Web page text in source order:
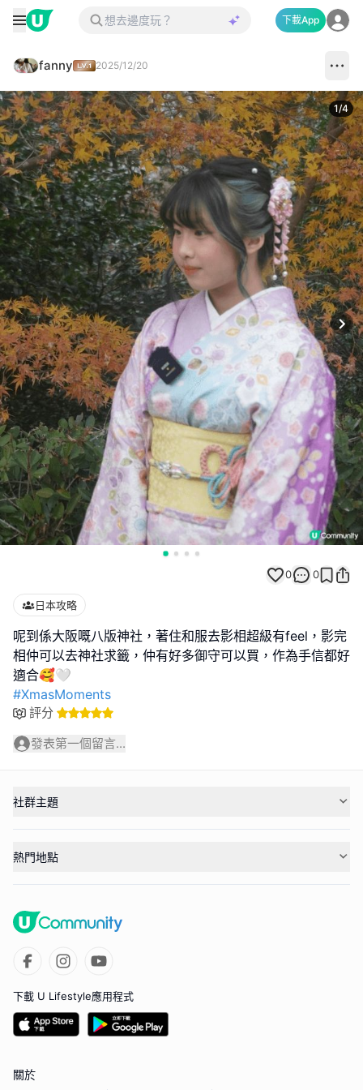
下載App
fanny 2025/12/20
1/4
0 0
日本攻略
呢到係大阪嘅八版神社，著住和服去影相超級有feel，影完
相仲可以去神社求籤，仲有好多御守可以買，作為手信都好
#XmasMoments
評分
發表第一個留言...
社群主題
熱門地點
下載 U Lifestyle應用程式
關於